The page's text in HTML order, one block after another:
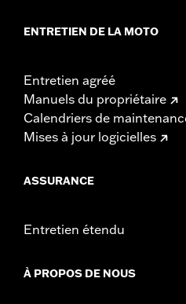
ENTRETIEN DE LA MOTO
Entretien agréé
Manuels du propriétaire
Calendriers de
Mises à jour logicielles
ASSURANCE
Entretien étendu
À PROPOS DE NOUS